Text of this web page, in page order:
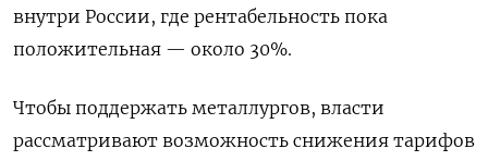
внутри России, где рентабельность пока
положительная — около 30%.
Чтобы поддержать металлургов, власти
рассматривают возможность снижения тарифов